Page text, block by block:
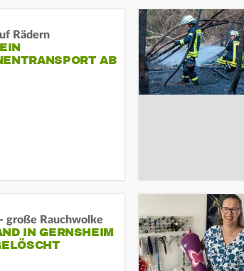
Rädern
AB
große Rauchwolke
IN GERNSHEIM E